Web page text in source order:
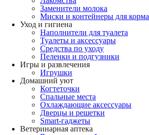
Заменители молока
Миски и контейнеры для корма
Уход и гигиена
Наполнители для туалета
Туалеты и аксессуары
Средства по уходу
Пеленки и подгузники
Игры и развлечения
Игрушки
Домашний уют
Когтеточки
Спальные места
Охлаждающие аксессуары
Дверцы и решетки
Smart-гаджеты
Ветеринарная аптека